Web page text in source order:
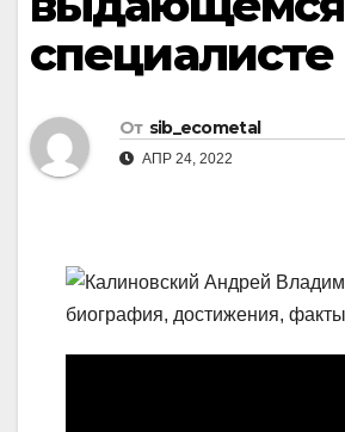
специалисте
От sib_ecometal
АПР 24, 2022